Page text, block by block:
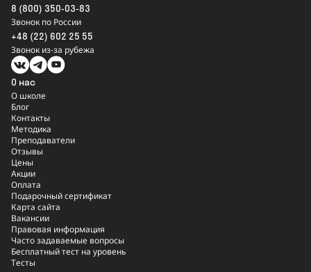
8 (800) 350-03-83
Звонок по России
+48 (22) 602 25 55
Звонок из-за рубежа
О нас
О школе
Блог
Контакты
Методика
Преподаватели
Отзывы
Цены
Акции
Оплата
Подарочный сертификат
Карта сайта
Вакансии
Правовая информация
Часто задаваемые вопросы
Бесплатный тест на уровень
Тесты